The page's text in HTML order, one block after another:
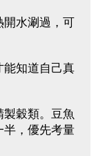
開水涮過，可
能知道自己真
製穀類。豆魚
半，優先考量